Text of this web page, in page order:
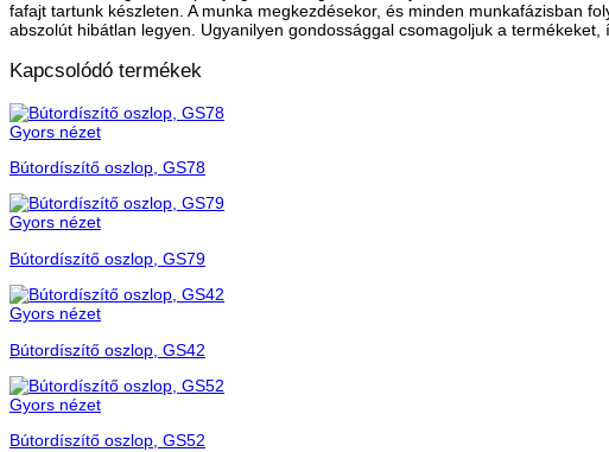
fafajt tartunk készleten. A munka megkezdésekor, és minden munkafázisban
abszolút hibátlan legyen. Ugyanilyen gondossággal csomagoljuk a
Kapcsolódó termékek
Gyors nézet
Bútordíszítő oszlop, GS78
Gyors nézet
Bútordíszítő oszlop, GS79
Gyors nézet
Bútordíszítő oszlop, GS42
Gyors nézet
Bútordíszítő oszlop, GS52